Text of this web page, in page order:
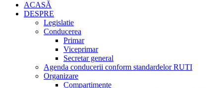
ACASĂ
DESPRE
Legislatie
Conducerea
Primar
Viceprimar
Secretar general
Agenda conducerii conform standardelor RUTI
Organizare
Compartimente